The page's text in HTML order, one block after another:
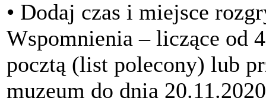
• Dodaj czas i miejsce
Wspomnienia – liczące od
pocztą (list polecony) lub
muzeum do dnia